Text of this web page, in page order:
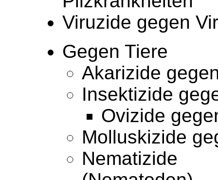
Viruzide gegen
Gegen Tiere
Akarizide
Insektizide
Ovizide
Molluskizide
Nematizide